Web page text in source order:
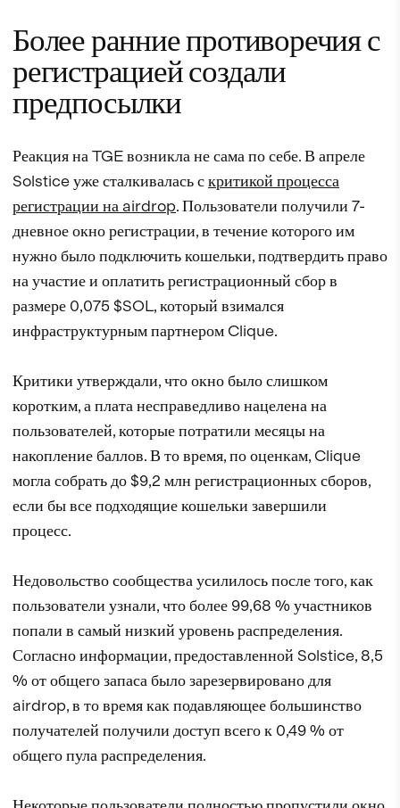
Более ранние противоречия с
регистрацией создали
предпосылки
Реакция на TGE возникла не сама по себе. В апреле
Solstice уже сталкивалась скритикой процесса
регистрации на airdrop. Пользователи получили 7-
дневное окно регистрации, в течение которого им
нужно было подключить кошельки, подтвердить право
на участие и оплатить регистрационный сбор в
размере 0,075 $SOL, который взимался
инфраструктурным партнером Clique.
Критики утверждали, что окно было слишком
коротким, а плата несправедливо нацелена на
пользователей, которые потратили месяцы на
накопление баллов. В то время, по оценкам, Clique
могла собрать до $9,2 млн регистрационных сборов,
если бы все подходящие кошельки завершили
процесс.
Недовольство сообщества усилилось после того, как
пользователи узнали, что более 99,68 % участников
попали в самый низкий уровень распределения.
Согласно информации, предоставленной Solstice, 8,5
% от общего запаса было зарезервировано для
airdrop, в то время как подавляющее большинство
получателей получили доступ всего к 0,49 % от
общего пула распределения.